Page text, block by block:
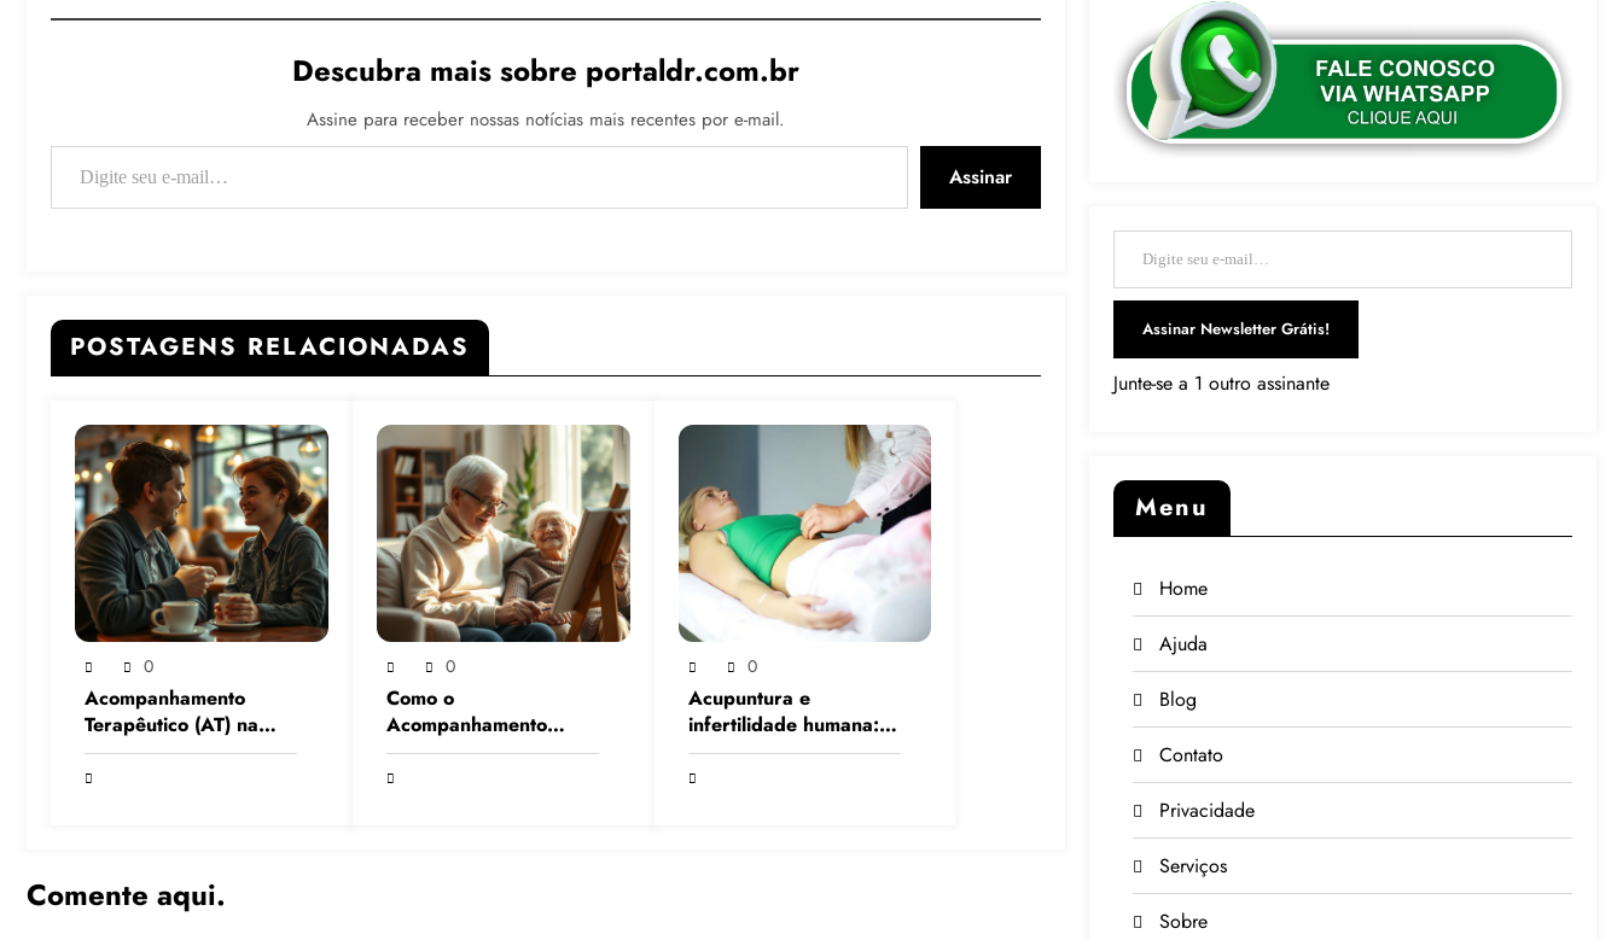
Descubra mais sobre portaldr.com.br
Assine para receber nossas notícias mais recentes por e-mail.
Digite seu e-mail…
Assinar
POSTAGENS RELACIONADAS
0
Acompanhamento
Terapêutico (AT) na
Fobia Social: Quando a
Terapia Vai Onde o
0
Como o
Acompanhamento
Terapêutico Ajuda
Idosos com Alzheimer,
0
Acupuntura e
infertilidade humana:
uma abordagem
integrativa baseada em
Comente aqui.
Digite seu e-mail…
Assinar Newsletter Grátis!
Junte-se a 1 outro assinante
Menu
Home
Ajuda
Blog
Contato
Privacidade
Serviços
Sobre